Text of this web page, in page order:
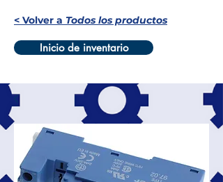
< Volver a Todos los productos
Inicio de inventario